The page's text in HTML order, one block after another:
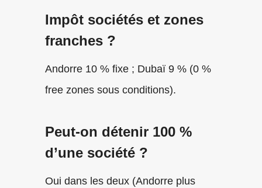
Impôt sociétés et zones
franches ?
Andorre 10 % fixe ; Dubaï 9 % (0 %
free zones sous conditions).
Peut-on détenir 100 %
d’une société ?
Oui dans les deux (Andorre plus